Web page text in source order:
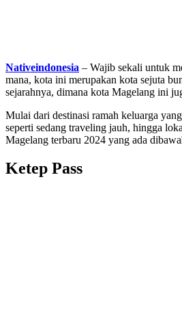
Nativeindonesia – Wajib sekali untuk
mana, kota ini merupakan kota sejuta
sejarahnya, dimana kota Magelang ini
Mulai dari destinasi ramah keluarga
seperti sedang traveling jauh, hingga
Magelang terbaru 2024 yang ada
Ketep Pass